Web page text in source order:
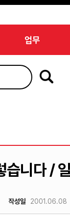
업무
니다 /
작성일 2001.06.08